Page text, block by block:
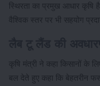
स्थिरता का प्रमुख आधार कृषि
वैश्विक स्तर पर भी सहयोग
कृषि मंत्री ने कहा किसानों के
बल देते हुए कहा कि बेहतरीन